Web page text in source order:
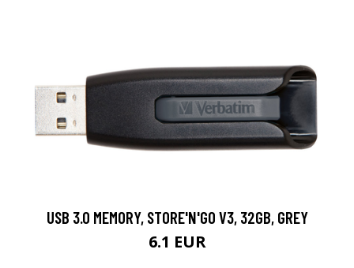
USB 3.0 MEMORY, STORE'N'GO V3, 32GB, GREY
6.1 EUR